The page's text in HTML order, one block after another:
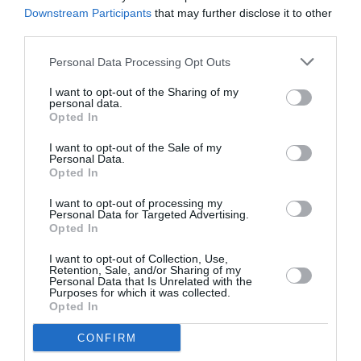
Downstream Participants that may further disclose it to other
Personal Data Processing Opt Outs
I want to opt-out of the Sharing of my
personal data.
Opted In
I want to opt-out of the Sale of my
Personal Data.
Opted In
I want to opt-out of processing my
Personal Data for Targeted Advertising.
Opted In
I want to opt-out of Collection, Use,
Retention, Sale, and/or Sharing of my
Personal Data that Is Unrelated with the
Purposes for which it was collected.
Opted In
CONFIRM
μάθετε πρώτοι όλες τις ειδήσεις
Δείτε όλα τατελευταία νέαγια την Τέχνη και τον
Πολιτισμό στοCulturenow.gr
Νέοι Διαγωνισμοί❯
Tags
ΔΡΑΜΑΤΙΚΗ - ΚΟΙΝΩΝΙΚΗ
ΞΕΝΕΣ ΤΑΙΝΙΕΣ
Κάθε βδομάδα στο e-mail σας τα τελευταία νέα για
την Τέχνη και τον Πολιτισμό!